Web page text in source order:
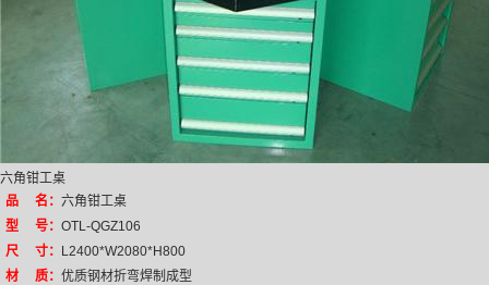
六角钳工桌
品 名： 六角钳工桌
型 号： OTL-QGZ106
尺 寸：
L2400*W2080*H800
材 质： 优质钢材折弯焊制成型